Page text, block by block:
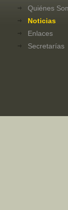
Quiénes
Noticias
Enlaces
Secretarías